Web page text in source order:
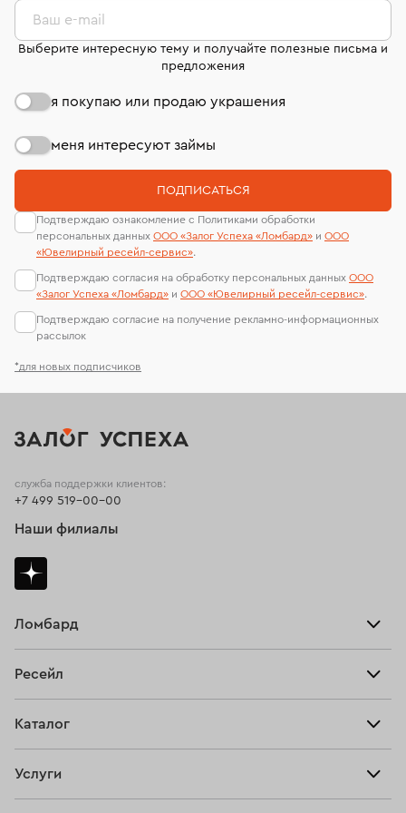
странице«Возврат украшений»
*для новых подписчиков
Ваш e-mail
Выберите интересную тему и получайте полезные письма и
предложения
я покупаю или продаю украшения
меня интересуют займы
ПОДПИСАТЬСЯ
Подтверждаю ознакомление с Политиками обработки
персональных данных ООО «Залог Успеха «Ломбард» и ООО
«Ювелирный ресейл-сервиc».
Подтверждаю согласия на обработку персональных данных ООО
«Залог Успеха «Ломбард» и ООО «Ювелирный ресейл-сервиc».
Подтверждаю согласие на получение рекламно-информационных
рассылок
Ломбард
Тарифы
Ресейл
Купить
Каталог
Услуги
служба поддержки клиентов:
+7 499 519-00-00
Наши филиалы